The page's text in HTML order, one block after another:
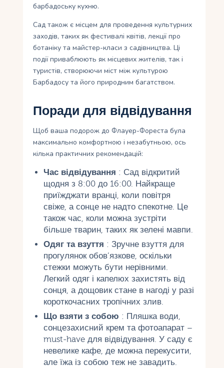
барбадоську кухню.
Сад також є місцем для проведення культурних
заходів, таких як фестивалі квітів, лекції про
ботаніку та майстер-класи з садівництва. Ці
події приваблюють як місцевих жителів, так і
туристів, створюючи міст між культурою
Барбадосу та його природним багатством.
Поради для відвідування
Щоб ваша подорож до Флауер-Фореста була
максимально комфортною і незабутньою, ось
кілька практичних рекомендацій:
Час відвідування : Сад відкритий
щодня з 8:00 до 16:00. Найкраще
приїжджати вранці, коли повітря
свіже, а сонце не надто спекотне. Це
також час, коли можна зустріти
більше тварин, таких як зелені мавпи.
Одяг та взуття : Зручне взуття для
прогулянок обов’язкове, оскільки
стежки можуть бути нерівними.
Легкий одяг і капелюх захистять від
сонця, а дощовик стане в нагоді у разі
короткочасних тропічних злив.
Що взяти з собою : Пляшка води,
сонцезахисний крем та фотоапарат –
must-have для відвідування. У саду є
невелике кафе, де можна перекусити,
але їжа із собою теж не завадить.